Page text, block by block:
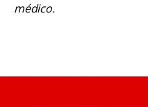
médico.